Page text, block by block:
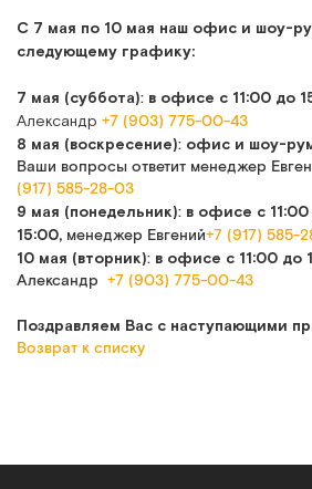
С 7 мая по 10 мая наш офис и шоу-
следующему графику:
7 мая (суббота): в офисе с 11:00 до
Александр +7 (903) 775-00-43
8 мая (воскресение): офис и шоу-
Ваши вопросы ответит менеджер
(917) 585-28-03
9 мая (понедельник): в офисе с
15:00, менеджер Евгений+7 (917) 585-
10 мая (вторник): в офисе с 11:00 до
Александр +7 (903) 775-00-43
Поздравляем Вас с наступающими
Возврат к списку